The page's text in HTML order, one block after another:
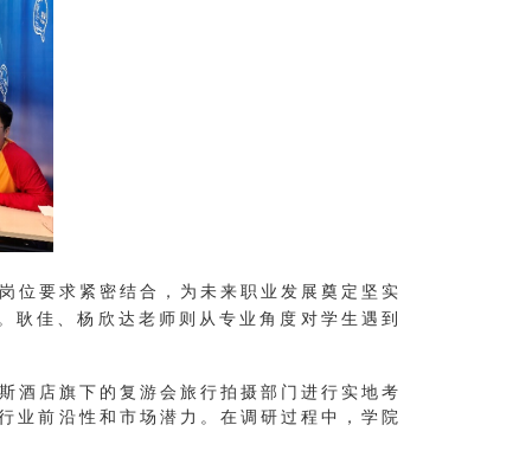
要求紧密结合，为未来职业发展奠定坚实
耿佳、杨欣达老师则从专业角度对学生遇到
酒店旗下的复游会旅行拍摄部门进行实地考
业前沿性和市场潜力。在调研过程中，学院